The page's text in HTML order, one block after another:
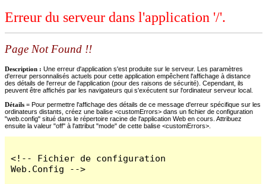
Erreur du serveur dans l'application '/'.
Page Not Found !!
Description : Une erreur d'application s'est produite sur le serveur. Les paramètres
d'erreur personnalisés actuels pour cette application empêchent l'affichage à distance
des détails de l'erreur de l'application (pour des raisons de sécurité). Cependant, ils
peuvent être affichés par les navigateurs qui s'exécutent sur l'ordinateur serveur local.
Détails = Pour permettre l'affichage des détails de ce message d'erreur spécifique sur les
ordinateurs distants, créez une balise <customErrors> dans un fichier de configuration
"web.config" situé dans le répertoire racine de l'application Web en cours. Attribuez
ensuite la valeur "off" à l'attribut "mode" de cette balise <customErrors>.
<!-- Fichier de configuration
Web.Config -->